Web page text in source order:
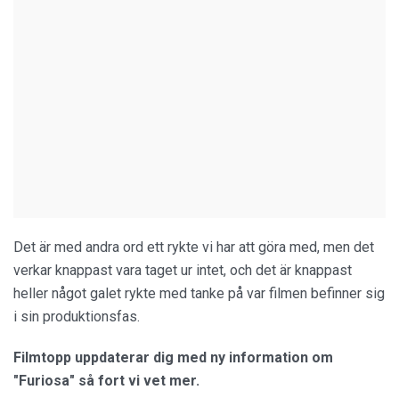
Det är med andra ord ett rykte vi har att göra med, men det
verkar knappast vara taget ur intet, och det är knappast
heller något galet rykte med tanke på var filmen befinner sig
i sin produktionsfas.
Filmtopp uppdaterar dig med ny information om
"Furiosa" så fort vi vet mer.